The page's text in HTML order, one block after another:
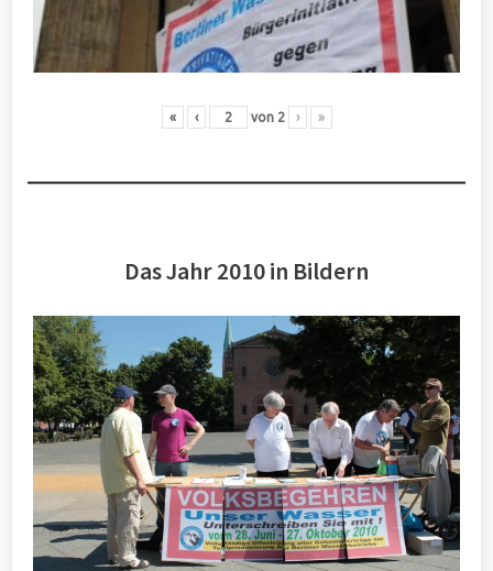
« ‹ von 2 › »
Das Jahr 2010 in Bildern